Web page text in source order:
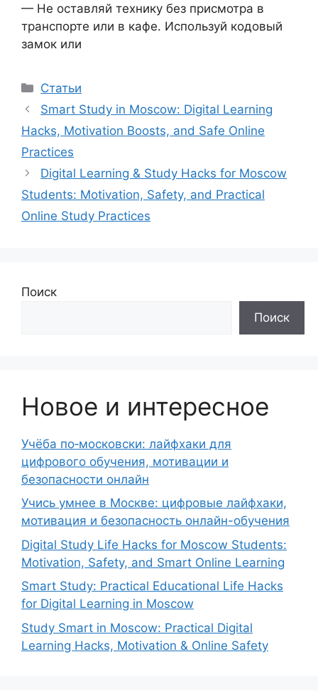
— Не оставляй технику без присмотра в
транспорте или в кафе. Используй кодовый
замок или
Рубрики
Статьи
Smart Study in Moscow: Digital Learning
Hacks, Motivation Boosts, and Safe Online
Practices
Digital Learning & Study Hacks for Moscow
Students: Motivation, Safety, and Practical
Online Study Practices
Поиск
Поиск
Новое и интересное
Учёба по‑московски: лайфхаки для
цифрового обучения, мотивации и
безопасности онлайн
Учись умнее в Москве: цифровые лайфхаки,
мотивация и безопасность онлайн-обучения
Digital Study Life Hacks for Moscow Students:
Motivation, Safety, and Smart Online Learning
Smart Study: Practical Educational Life Hacks
for Digital Learning in Moscow
Study Smart in Moscow: Practical Digital
Learning Hacks, Motivation & Online Safety